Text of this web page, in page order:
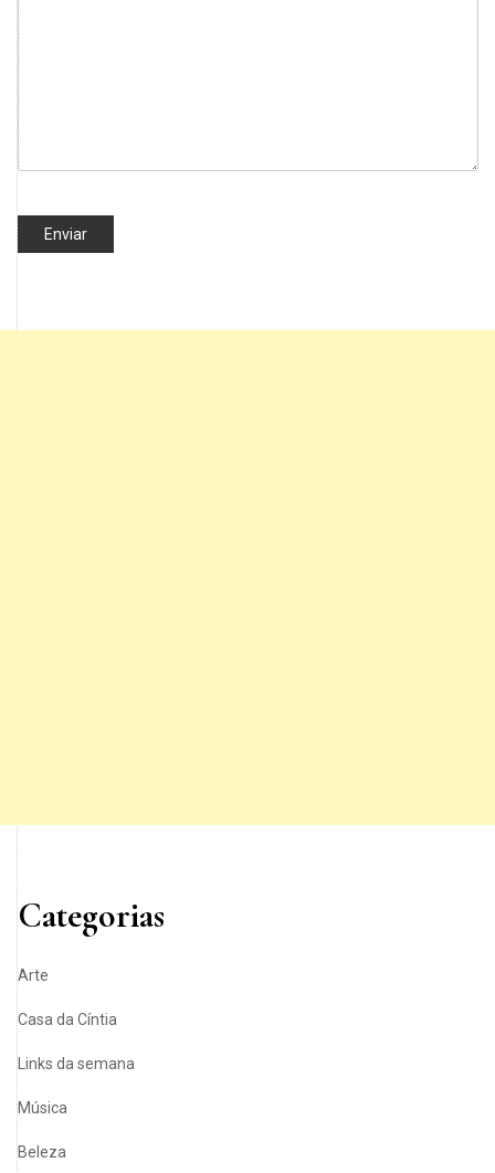
Categorias
Arte
Casa da Cíntia
Links da semana
Música
Beleza